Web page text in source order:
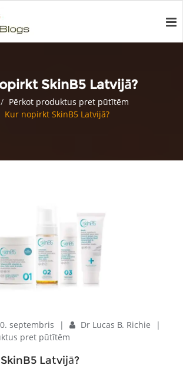
SkinB5 Latvijā?
Pērkot produktus pret pūtītēm
Kur nopirkt SkinB5 Latvijā?
septembris | Dr Lucas B. Richie
|
pret pūtītēm
Latvijā?